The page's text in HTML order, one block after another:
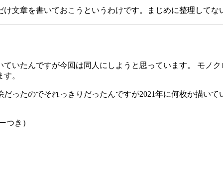
文章を書いておこうというわけです。まじめに整理して
いたんですが今回は同人にしようと思っています。 モノ
。
ったのでそれっきりだったんですが2021年に何枚か描い
つき）